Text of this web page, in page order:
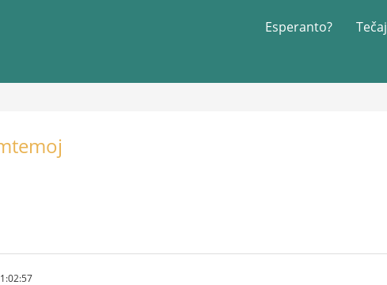
Esperanto? Tečaj